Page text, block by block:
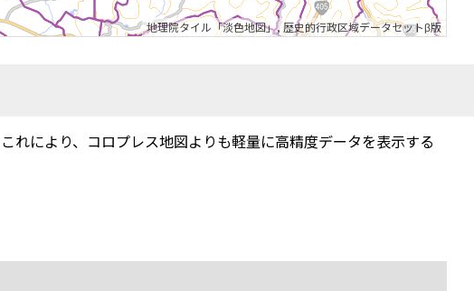
地理院タイル「淡色地図」,歴史的行政区域データセットβ版
れにより、コロプレス地図よりも軽量に高精度データを表示する